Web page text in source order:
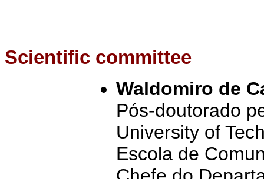
Scientific committee
Waldomiro de
Pós-doutorado
University of
Escola de